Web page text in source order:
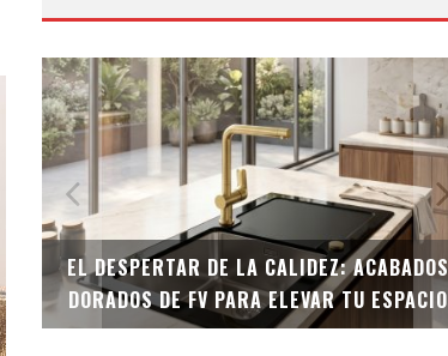
EL DESPERTAR DE LA CALIDEZ: ACABADOS
DORADOS DE FV PARA ELEVAR TU ESPACIO